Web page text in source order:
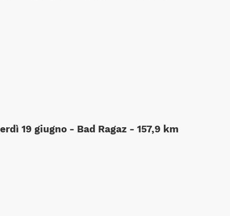
19 giugno - Bad Ragaz - 157,9 km